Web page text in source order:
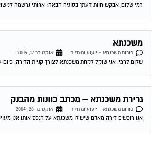
רמי שלום, אבקש חוות דעתך בסוגיה הבאה; אחותי נרשמה
משכנתא
פורום משכנתא - ייעוץ ומיחזור
אוקטובר 17, 2004
שלום לרמי. אני שוקל לקחת משכנתא לצורך קניית הדירה. כיום
גרירת משכנתא – מכתב כוונות מהבנק
פורום משכנתא - ייעוץ ומיחזור
אוקטובר 28, 2004
אנו רוכשים דירה מאדם שיש לו משכנתא על הנכס אותו אנו